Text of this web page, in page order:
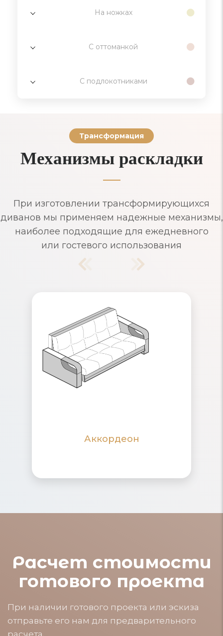
На ножках
С оттоманкой
С подлокотниками
Трансформация
Механизмы раскладки
При изготовлении трансформирующихся
диванов мы применяем надежные механизмы,
наиболее подходящие для ежедневного
или гостевого использования
Аккордеон
Диваны Аккордеон
Надежный механизм раскладывания,
рассчитанный на ежедневное
использование. Съемные чехлы и
ящики для хранения белья. Удобные
маленькие диваны для одного и
Расчет стоимости
готового проекта
При наличии готового проекта или эскиза
отправьте его нам для предварительного
расчета.